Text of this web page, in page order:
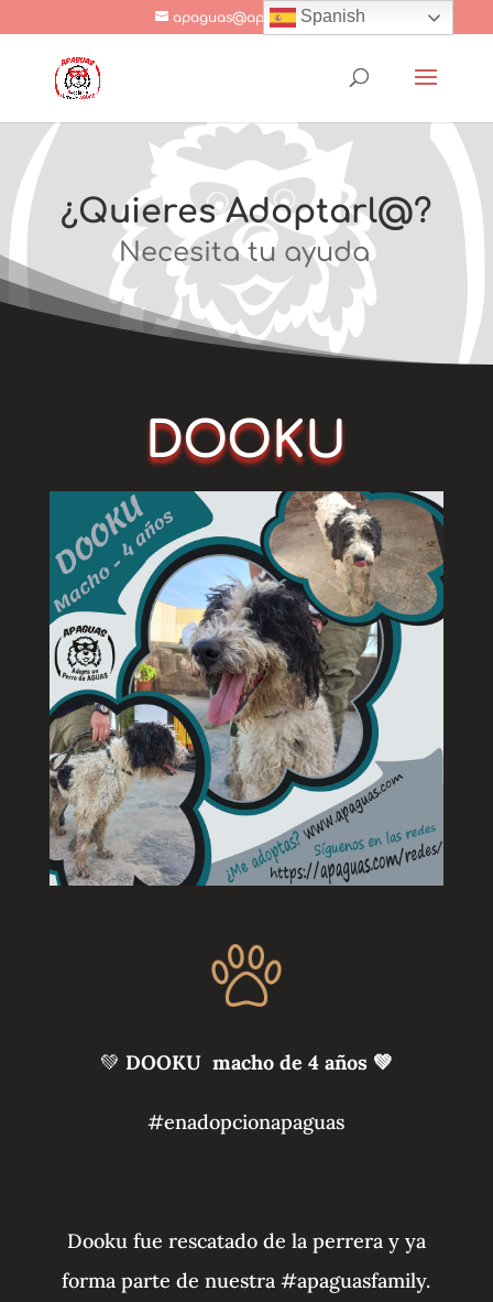
apaguas@apaguas.com
¿Quieres Adoptarl@?
Necesita tu ayuda
DOOKU
💚 DOOKU macho de 4 años 💚
#enadopcionapaguas
Dooku fue rescatado de la perrera y ya
forma parte de nuestra #apaguasfamily.
Spanish